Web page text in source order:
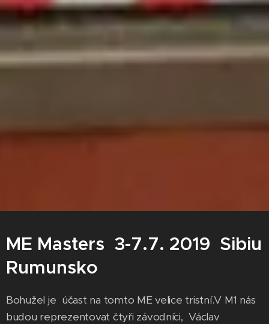
ME Masters 3-7.7. 2019 Sibiu
Rumunsko
Bohužel je účast na tomto ME velice tristní.V M1 nás
budou reprezentovat čtyři závodníci, Václav